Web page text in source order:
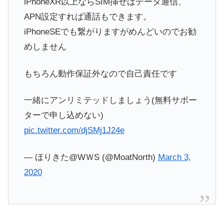
APN設定すれば通話もできます。
iPhoneSEでも繋がりますがめんどいのでお勧
めしません
もちろん動作保証外なので自己責任です
一緒にアンリミテッドしましょう(無料サポー
ターで申し込めない)
pic.twitter.com/djSMj1J24e
— ほりきた@WＷS (@MoatNorth) March 3,
2020